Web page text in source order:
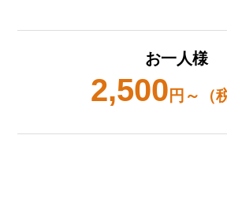
お一人様
2,500 円～（